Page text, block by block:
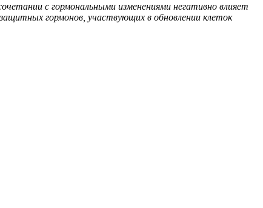
с гормональными изменениями негативно влияет
гормонов, участвующих в обновлении клеток